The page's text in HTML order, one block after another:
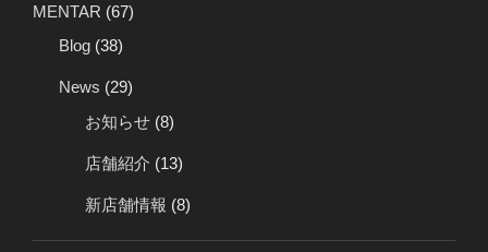
MENTAR (67)
Blog (38)
News (29)
お知らせ (8)
店舗紹介 (13)
新店舗情報 (8)